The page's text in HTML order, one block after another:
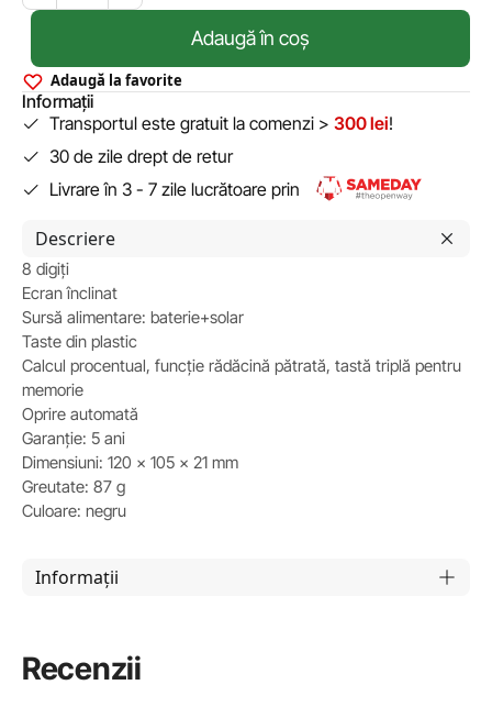
Adaugă în coș
Adaugă la favorite
Informații
Transportul este gratuit la comenzi > 300 lei!
30 de zile drept de retur
Livrare în 3 - 7 zile lucrătoare prin
Descriere
8 digiți
Ecran înclinat
Sursă alimentare: baterie+solar
Taste din plastic
Calcul procentual, funcție rădăcină pătrată, tastă triplă pentru
memorie
Oprire automată
Garanție: 5 ani
Dimensiuni: 120 x 105 x 21 mm
Greutate: 87 g
Culoare: negru
Informații
Recenzii